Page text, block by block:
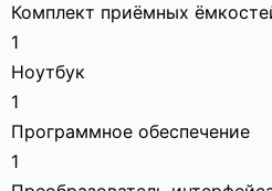
Комплект приёмных
1
Ноутбук
1
Программное обеспечение
1